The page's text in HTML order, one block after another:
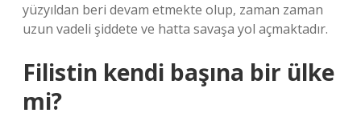
yüzyıldan beri devam etmekte olup, zaman zaman
uzun vadeli şiddete ve hatta savaşa yol açmaktadır.
Filistin kendi başına bir ülke
mi?